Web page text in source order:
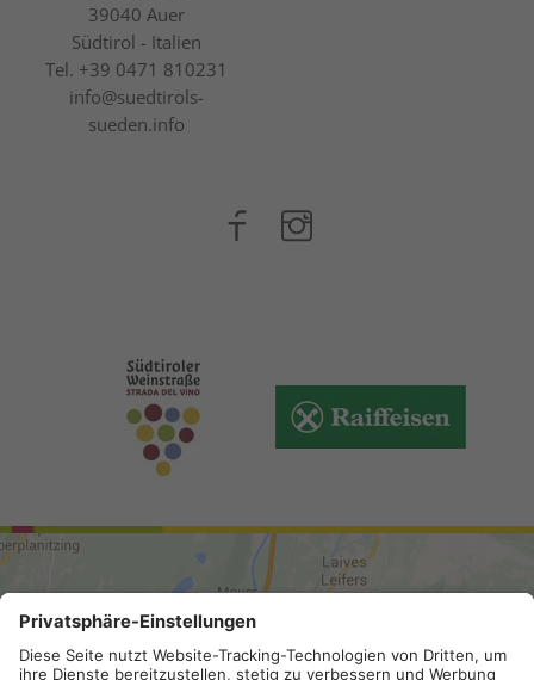
39040 Auer
Südtirol - Italien
Tel. +39 0471 810231
info@suedtirols-
sueden.info
ANREISE